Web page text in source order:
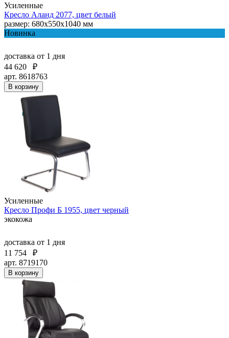
Усиленные
Кресло Аланд 2077, цвет белый
размер: 680x550x1040 мм
Новинка
доставка от 1 дня
44 620
₽
арт. 8618763
В корзину
Усиленные
Кресло Профи Б 1955, цвет черный
экокожа
доставка от 1 дня
11 754
₽
арт. 8719170
В корзину